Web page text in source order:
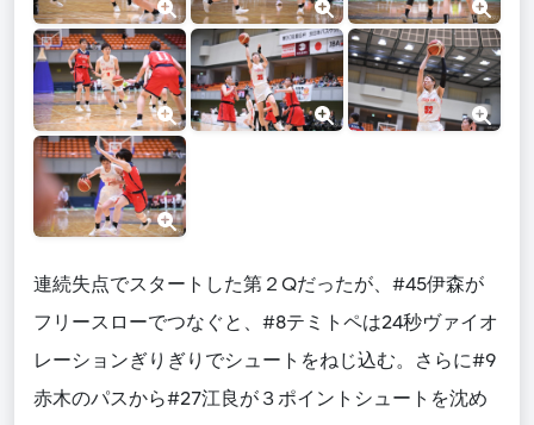
連続失点でスタートした第２Qだったが、#45伊森が
フリースローでつなぐと、#8テミトペは24秒ヴァイオ
レーションぎりぎりでシュートをねじ込む。さらに#9
赤木のパスから#27江良が３ポイントシュートを沈め